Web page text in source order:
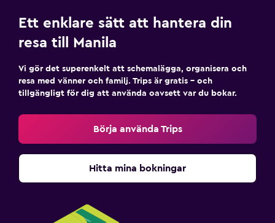
Ett enklare sätt att hantera din
resa till Manila
Vi gör det superenkelt att schemalägga, organisera och
resa med vänner och familj. Trips är gratis – och
tillgängligt för dig att använda oavsett var du bokar.
Börja använda Trips
Hitta mina bokningar